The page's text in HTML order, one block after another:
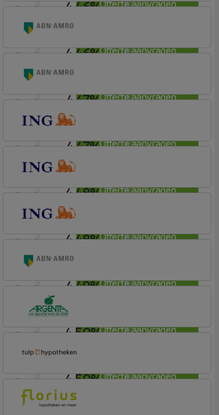
Offerte aanvragen
4,46%
Offerte aanvragen
lineair
4,46%
Offerte aanvragen
Basistarief
lineair
4,47%
Offerte aanvragen
Woning
lineair
4,47%
Offerte aanvragen
Woning
lineair
4,48%
Offerte aanvragen
Basistarief
lineair
4,48%
Offerte aanvragen
Basistarief
lineair
4,49%
Offerte aanvragen
Basistarief
lineair
4,50%
Offerte aanvragen
ABN AMRO Bank
Woning
lineair
4,50%
Hypotheek
lineair
Tulp Hypotheken
Tulp Riant Hypotheek